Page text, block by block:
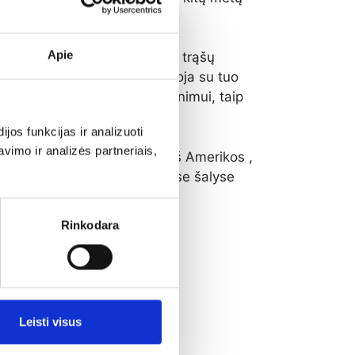
Apie
funkcijas ir analizuoti
ir analizės partneriais,
Rinkodara
Leisti visus
dažnu atveju tai yra įrankis trąšų
gauti duomenys nekoreliuoja su tuo
įtakos augalų maitinimui, taip
Yra atskiros įmonės iš Amerikos ,
nepaisant to jog minėtose šalyse